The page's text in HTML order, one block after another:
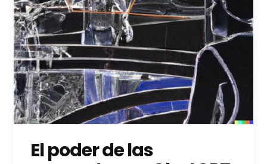
El poder de las